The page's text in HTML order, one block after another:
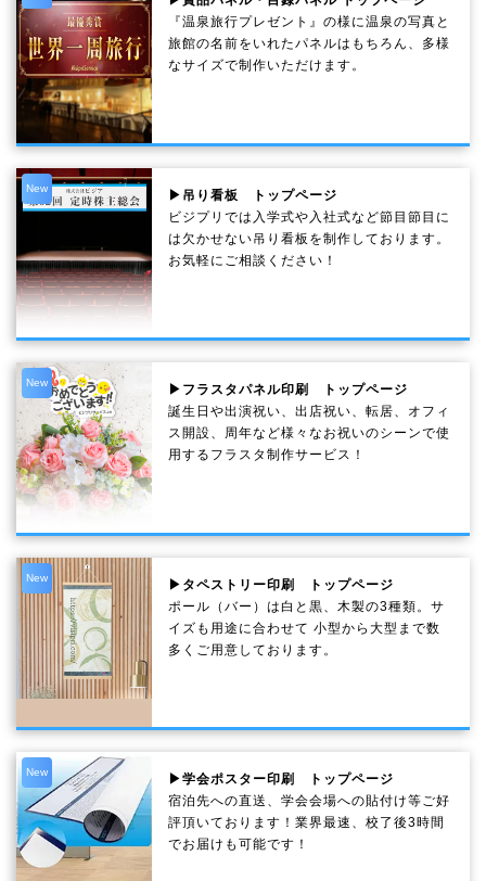
『温泉旅行プレゼント』の様に温泉の写真と
旅館の名前をいれたパネルはもちろん、多様
なサイズで制作いただけます。
New
▶吊り看板 トップページ
ビジプリでは入学式や入社式など節目節目に
は欠かせない吊り看板を制作しております。
お気軽にご相談ください！
New
▶フラスタパネル印刷 トップページ
誕生日や出演祝い、出店祝い、転居、オフィ
ス開設、周年など様々なお祝いのシーンで使
用するフラスタ制作サービス！
New
▶タペストリー印刷 トップページ
ポール（バー）は白と黒、木製の3種類。サ
イズも用途に合わせて 小型から大型まで数
多くご用意しております。
New
▶学会ポスター印刷 トップページ
宿泊先への直送、学会会場への貼付け等ご好
評頂いております！業界最速、校了後3時間
でお届けも可能です！